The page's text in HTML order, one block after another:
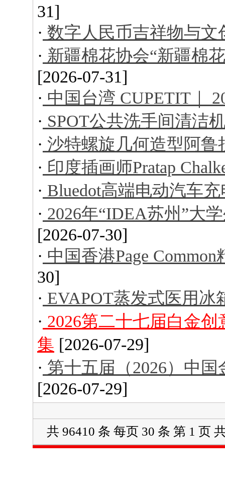
31]
· 数字人民币吉祥物与文
· 新疆棉花协会“新疆棉
[2026-07-31]
· 中国台湾 CUPETIT｜
· SPOT公共洗手间清洁
· 沙特螺旋几何造型阿鲁
· 印度插画师Pratap
· Bluedot高端电动汽车
· 2026年“IDEA苏州”大
[2026-07-30]
· 中国香港Page
30]
· EVAPOT蒸发式医用冰
· 2026第二十七届白金
集 [2026-07-29]
· 第十五届（2026）中
[2026-07-29]
共 96410 条 每页 30 条 第 1 页